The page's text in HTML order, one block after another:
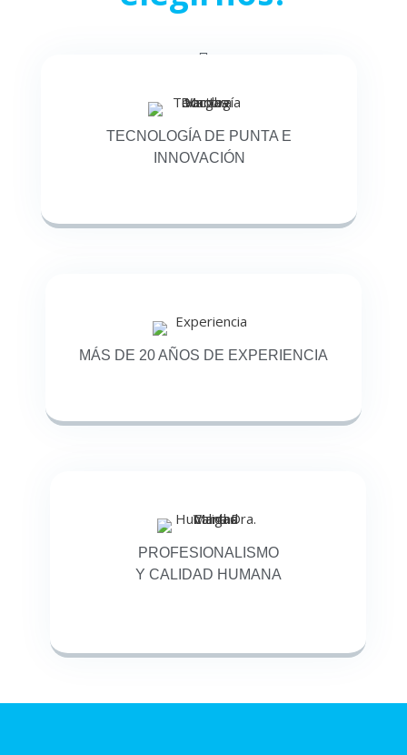
TECNOLOGÍA DE PUNTA E
INNOVACIÓN
MÁS DE 20 AÑOS DE EXPERIENCIA
PROFESIONALISMO
Y CALIDAD HUMANA